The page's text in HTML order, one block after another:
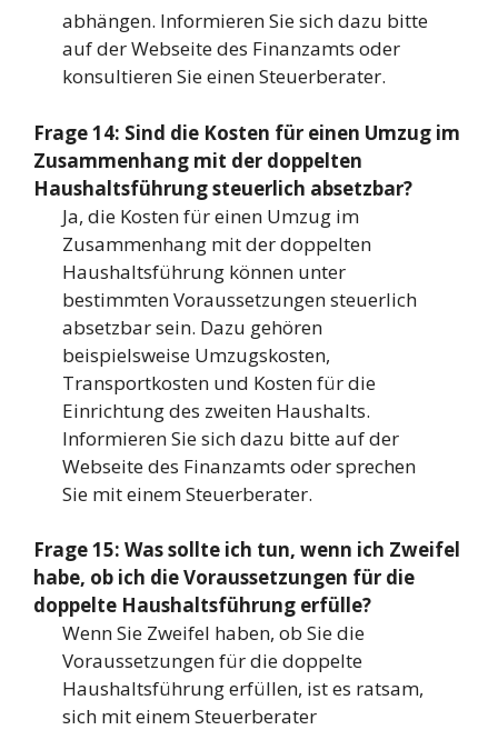
abhängen. Informieren Sie sich dazu bitte
auf der Webseite des Finanzamts oder
konsultieren Sie einen Steuerberater.
Frage 14: Sind die Kosten für einen Umzug im
Zusammenhang mit der doppelten
Haushaltsführung steuerlich absetzbar?
Ja, die Kosten für einen Umzug im
Zusammenhang mit der doppelten
Haushaltsführung können unter
bestimmten Voraussetzungen steuerlich
absetzbar sein. Dazu gehören
beispielsweise Umzugskosten,
Transportkosten und Kosten für die
Einrichtung des zweiten Haushalts.
Informieren Sie sich dazu bitte auf der
Webseite des Finanzamts oder sprechen
Sie mit einem Steuerberater.
Frage 15: Was sollte ich tun, wenn ich Zweifel
habe, ob ich die Voraussetzungen für die
doppelte Haushaltsführung erfülle?
Wenn Sie Zweifel haben, ob Sie die
Voraussetzungen für die doppelte
Haushaltsführung erfüllen, ist es ratsam,
sich mit einem Steuerberater